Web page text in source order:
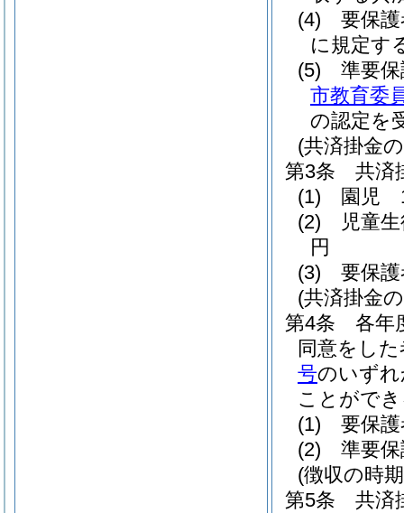
(4)
要保
に規定す
(5)
準要
市教育委
の認定を
(共済掛金
第3条
共済
(1)
園児
(2)
児童
円
(3)
要保
(共済掛金
第4条
各年
同意をし
号のいず
ことがで
(1)
要保
(2)
準要
(徴収の時
第5条
共済